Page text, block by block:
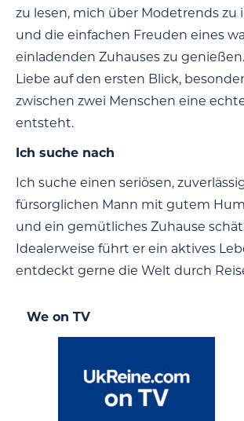
zu lesen, mich über Modetrends zu
und die einfachen Freuden eines
einladenden Zuhauses zu
Liebe auf den ersten Blick,
zwischen zwei Menschen eine
entsteht.
Ich suche nach
Ich suche einen seriösen,
fürsorglichen Mann mit gutem
und ein gemütliches Zuhause
Idealerweise führt er ein aktives
entdeckt gerne die Welt durch
We on TV